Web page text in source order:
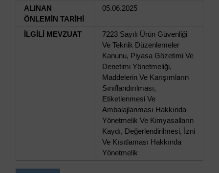
ALINAN
ÖNLEMİN TARİHİ
05.06.2025
İLGİLİ MEVZUAT
7223 Sayılı Ürün Güvenliği
Ve Teknik Düzenlemeler
Kanunu, Piyasa Gözetimi Ve
Denetimi Yönetmeliği,
Maddelerin Ve Karışımların
Sınıflandırılması,
Etiketlenmesi Ve
Ambalajlanması Hakkında
Yönetmelik Ve Kimyasalların
Kaydı, Değerlendirilmesi, İzni
Ve Kısıtlaması Hakkında
Yönetmelik